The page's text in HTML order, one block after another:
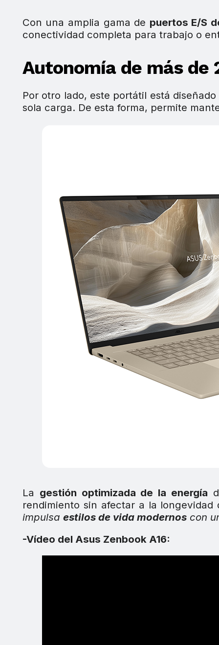
Con una amplia gama de puertos E/S
conectividad completa para trabajo o
Autonomía de más de
Por otro lado, este portátil está
sola carga. De esta forma, permite
La gestión optimizada de la energía
rendimiento sin afectar a la
impulsa estilos de vida modernoscon
-Vídeo del Asus Zenbook A16: